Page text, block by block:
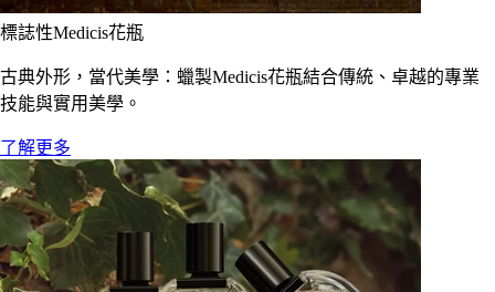
標誌性Medicis花瓶
古典外形，當代美學：蠟製Medicis花瓶結合傳統、卓越的專業
技能與實用美學。
了解更多